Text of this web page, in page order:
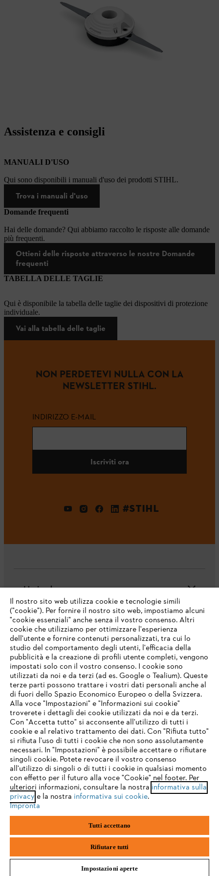
Assistenza e consigli
MANUALI D'USO
Qui sono disponibili i manuali d'uso dei prodotti STIHL.
Trova i manuali d'uso
Domande frequenti
Hai delle domande? Qui abbiamo raccolto le risposte alle domande
più frequenti.
Ottieni delle risposte attraverso le nostre Domande
frequenti
TABELLA DELLE TAGLIE
Qui è disponibile la tabella delle taglie dei dispositivi di protezione
individuale.
Vai alla tabella delle taglie
NON PERDETEVI NULLA CON LA
NEWSLETTER STIHL.
INDIRIZZO E-MAIL
Iscriviti ora
#STIHL
L'azienda
Domande frequenti
Assistenza
Protezione dati Nota legale Cookies
Informazioni legali
STIHL VERTRIEBS AG, 8617 Mönchaltorf
IHR BROWSER WIRD NICHT
UNTERSTÜTZT
Sie nutzen einen Browser, den wir noch nicht unterstützen. Für
eine optimale Nutzung unserer Seite empfehlen wir Ihnen, zu
einem der folgenden Browser zu wechseln:
firefox chrome
safari edge
Il nostro sito web utilizza cookie e tecnologie simili
("cookie"). Per fornire il nostro sito web, impostiamo alcuni
"cookie essenziali" anche senza il vostro consenso. Altri
cookie che utilizziamo per ottimizzare l'esperienza
dell'utente e fornire contenuti personalizzati, tra cui lo
studio del comportamento degli utenti, l'efficacia della
pubblicità e la creazione di profili utente completi, vengono
impostati solo con il vostro consenso. I cookie sono
utilizzati da noi e da terzi (ad es. Google o Tealium). Queste
terze parti possono trattare i vostri dati personali anche al
di fuori dello Spazio Economico Europeo o della Svizzera.
Alla voce "Impostazioni" e "Informazioni sui cookie"
troverete i dettagli dei cookie utilizzati da noi e da terzi.
Con "Accetta tutto" si acconsente all'utilizzo di tutti i
cookie e al relativo trattamento dei dati. Con "Rifiuta tutto"
si rifiuta l'uso di tutti i cookie che non sono assolutamente
necessari. In "Impostazioni" è possibile accettare o rifiutare
singoli cookie. Potete revocare il vostro consenso
all'utilizzo di singoli o di tutti i cookie in qualsiasi momento
con effetto per il futuro alla voce "Cookie" nel footer. Per
ulteriori informazioni, consultare la nostra informativa sulla
privacy e la nostra informativa sui cookie.
Impronta
Tutti accettano
Rifiutare tutti
Impostazioni aperte